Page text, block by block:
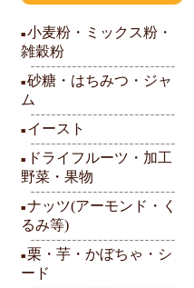
■ 小麦粉・ミックス粉・
雑穀粉
■ 砂糖・はちみつ・ジャ
ム
■ イースト
■
ドライフルーツ・加工
野菜・果物
■ ナッツ(アーモンド・く
るみ等)
■ 栗・芋・かぼちゃ・シ
ード